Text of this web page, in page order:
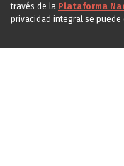
través de la Plataforma
privacidad integral se puede